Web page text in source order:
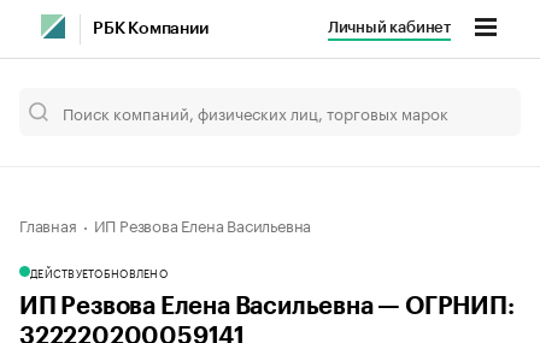
РБК Компании Личный кабинет
Главная ИП Резвова Елена Васильевна
ДЕЙСТВУЕТОБНОВЛЕНО
ИП Резвова Елена Васильевна — ОГРНИП:
322220200059141